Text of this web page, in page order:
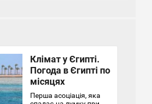
Клімат у Єгипті.
Погода в Єгипті по
місяцях
Перша асоціація, яка